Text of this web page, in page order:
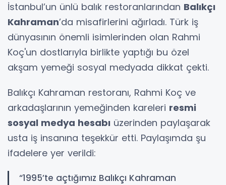
İstanbul’un ünlü balık restoranlarından Balıkçı
Kahraman’da misafirlerini ağırladı. Türk iş
dünyasının önemli isimlerinden olan Rahmi
Koç'un dostlarıyla birlikte yaptığı bu özel
akşam yemeği sosyal medyada dikkat çekti.
Balıkçı Kahraman restoranı, Rahmi Koç ve
arkadaşlarının yemeğinden kareleri resmi
sosyal medya hesabı üzerinden paylaşarak
usta iş insanına teşekkür etti. Paylaşımda şu
ifadelere yer verildi:
“1995’te açtığımız Balıkçı Kahraman